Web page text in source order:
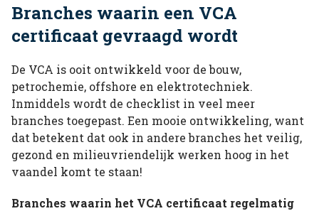
Branches waarin een VCA
certificaat gevraagd wordt
De VCA is ooit ontwikkeld voor de bouw,
petrochemie, offshore en elektrotechniek.
Inmiddels wordt de checklist in veel meer
branches toegepast. Een mooie ontwikkeling, want
dat betekent dat ook in andere branches het veilig,
gezond en milieuvriendelijk werken hoog in het
vaandel komt te staan!
Branches waarin het VCA certificaat regelmatig